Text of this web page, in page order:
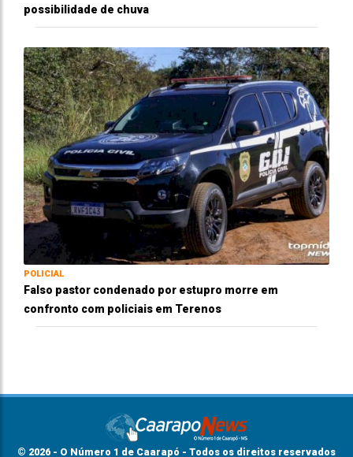
possibilidade de chuva
POLICIAL
Falso pastor condenado por estupro morre em
confronto com policiais em Terenos
© 2026 - O Número 1 de Caarapó - Todos os direitos reservados